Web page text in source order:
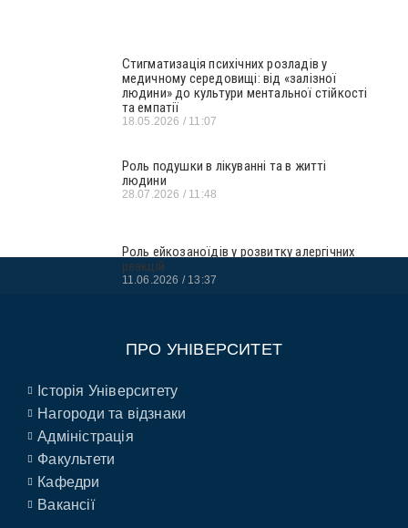
Стигматизація психічних розладів у
медичному середовищі: від «залізної
людини» до культури ментальної стійкості
та емпатії
18.05.2026 11:07
Роль подушки в лікуванні та в житті
людини
28.07.2026 11:48
Роль ейкозаноїдів у розвитку алергічних
реакцій
11.06.2026 13:37
ПРО УНІВЕРСИТЕТ
Історія Університету
Нагороди та відзнаки
Адміністрація
Факультети
Кафедри
Вакансії